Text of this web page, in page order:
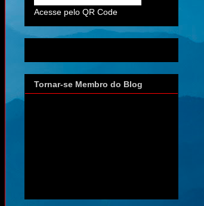
Acesse pelo QR Code
Tornar-se Membro do Blog